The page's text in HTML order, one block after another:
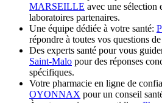
MARSEILLE avec une sélection
laboratoires partenaires.
Une équipe dédiée à votre santé:
répondre à toutes vos questions de
Des experts santé pour vous
Saint-Malo pour des réponses
spécifiques.
Votre pharmacie en ligne de
OYONNAX pour un conseil